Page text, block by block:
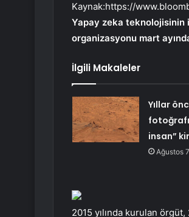
Kaynak:https://
Yapay zeka teknolojisinin
organizasyonu mart
İlgili Makaleler
Yıllar
insan”
Ağustos
2015 yılında kurulan örgüt,